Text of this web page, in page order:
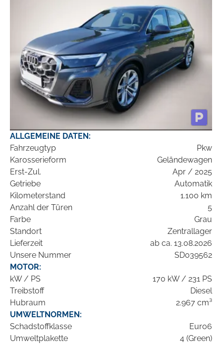
ALLGEMEINE DATEN:
Fahrzeugtyp
Pkw
Karosserieform
Geländewagen
Erst-Zul.
Apr / 2025
Getriebe
Automatik
Kilometerstand
1.100 km
Anzahl der Türen
5
Farbe
Grau
Standort
Zentrallager
Lieferzeit
ab ca. 13.08.2026
Unsere Nummer
SD039562
MOTOR:
kW / PS
170 kW / 231 PS
Treibstoff
Diesel
Hubraum
2.967 cm³
UMWELTNORMEN:
Schadstoffklasse
Euro6
Umweltplakette
4 (Green)